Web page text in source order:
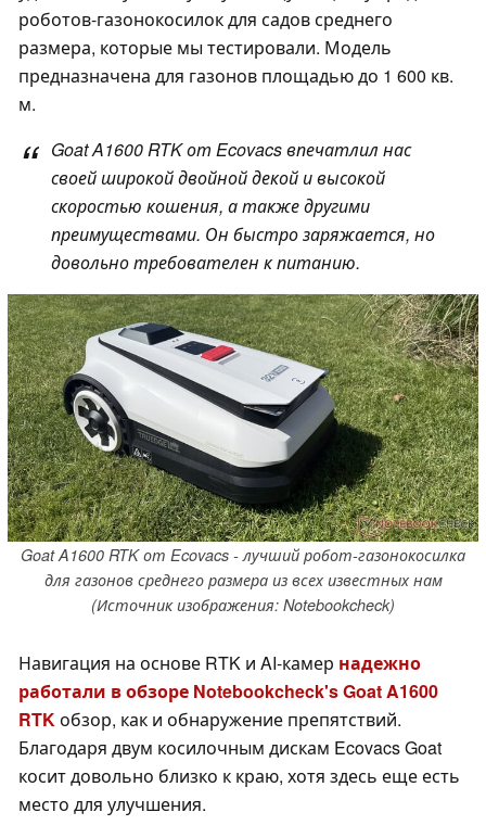
роботов-газонокосилок для садов среднего
размера, которые мы тестировали. Модель
предназначена для газонов площадью до 1 600 кв.
м.
Goat A1600 RTK от Ecovacs впечатлил нас
своей широкой двойной декой и высокой
скоростью кошения, а также другими
преимуществами. Он быстро заряжается, но
довольно требователен к питанию.
Goat A1600 RTK от Ecovacs - лучший робот-газонокосилка
для газонов среднего размера из всех известных нам
(Источник изображения: Notebookcheck)
Навигация на основе RTK и AI-камер надежно
работали в обзоре Notebookcheck's Goat A1600
RTKобзор, как и обнаружение препятствий.
Благодаря двум косилочным дискам Ecovacs Goat
косит довольно близко к краю, хотя здесь еще есть
место для улучшения.